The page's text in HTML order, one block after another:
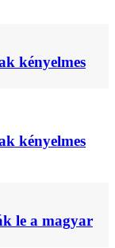
kényelmes
kényelmes
le a magyar